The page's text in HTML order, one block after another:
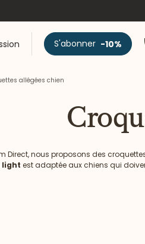
S'abonner -10%
allégées chien
Direct, nous proposons des
light est adaptée aux chiens qui
teneur en fibres et peu de